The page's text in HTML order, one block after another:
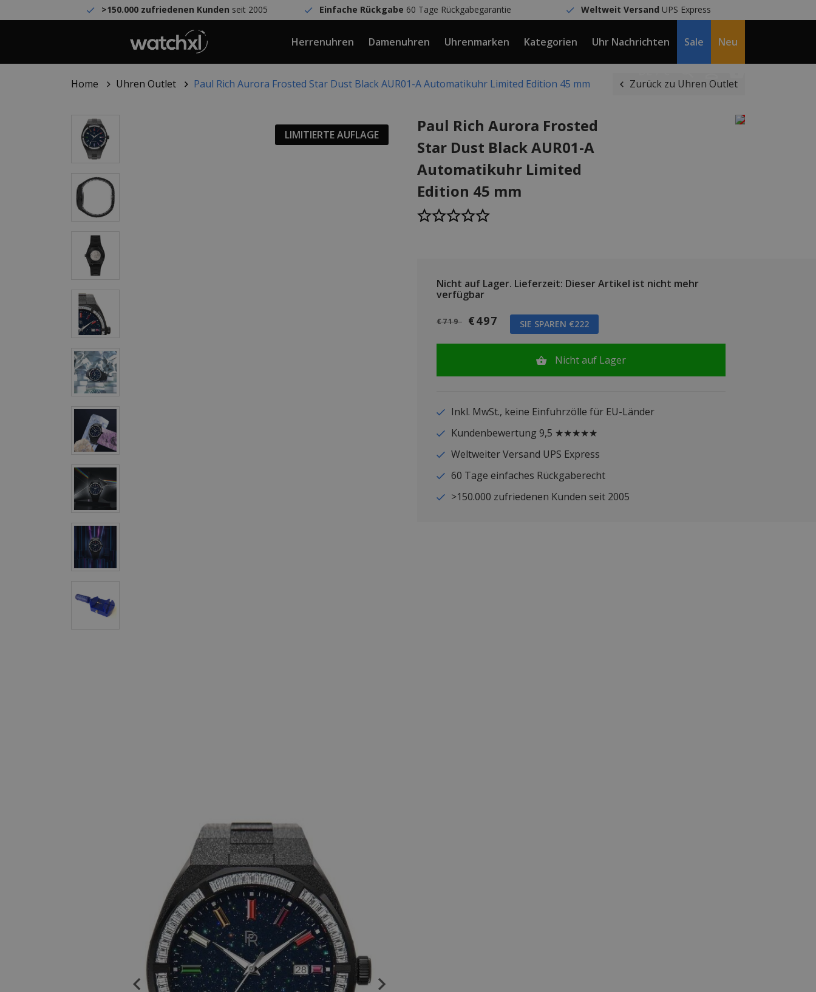
>150.000 zufriedenen Kunden seit 2005 Einfache Rückgabe 60 Tage Rückgabegarantie Weltweit Versand UPS Express
Herrenuhren Damenuhren Uhrenmarken Kategorien Uhr Nachrichten Sale Neu
Home Uhren Outlet Paul Rich Aurora Frosted Star Dust Black AUR01-A Automatikuhr Limited Edition 45 mm Zurück zu Uhren Outlet
LIMITIERTE AUFLAGE
Paul Rich Aurora Frosted
Star Dust Black AUR01-A
Automatikuhr Limited
Edition 45 mm
Nicht auf Lager. Lieferzeit: Dieser Artikel ist nicht mehr
verfügbar
€719 €497 SIE SPAREN €222
Nicht auf Lager
Inkl. MwSt., keine Einfuhrzölle für EU-Länder
Kundenbewertung 9,5 ★★★★★
Weltweiter Versand UPS Express
60 Tage einfaches Rückgaberecht
>150.000 zufriedenen Kunden seit 2005